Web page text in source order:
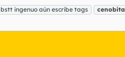
bstt ingenuo aún escribe tags cenobita